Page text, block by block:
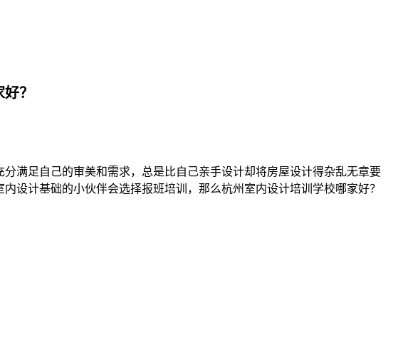
？
满足自己的审美和需求，总是比自己亲手设计却将房屋设计得杂乱无章要
设计基础的小伙伴会选择报班培训，那么杭州室内设计培训学校哪家好？